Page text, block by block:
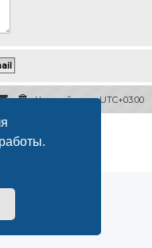
Часовой пояс:UTC+03:00
© phpBB Limited
phpBB